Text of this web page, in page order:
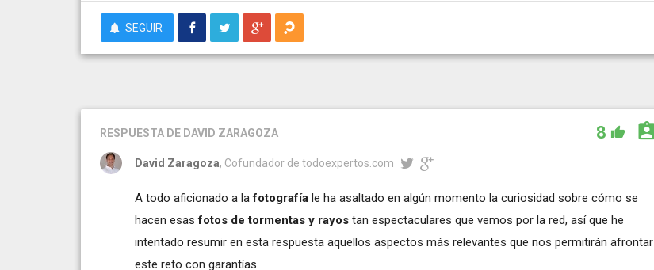
SEGUIR
RESPUESTA DE DAVID ZARAGOZA 8
David Zaragoza, Cofundador de todoexpertos.com
A todo aficionado a lafotografía le ha asaltado en algún momento la curiosidad sobre cómo se
hacen esasfotos de tormentas y rayos tan espectaculares que vemos por la red, así que he
intentado resumir en esta respuesta aquellos aspectos más relevantes que nos permitirán afrontar
este reto con garantías.